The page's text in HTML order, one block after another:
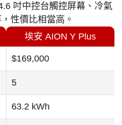
吋中控台觸控屏幕、冷氣
性價比相當高。
埃安 AION Y Plus
$169,000
5
63.2 kWh